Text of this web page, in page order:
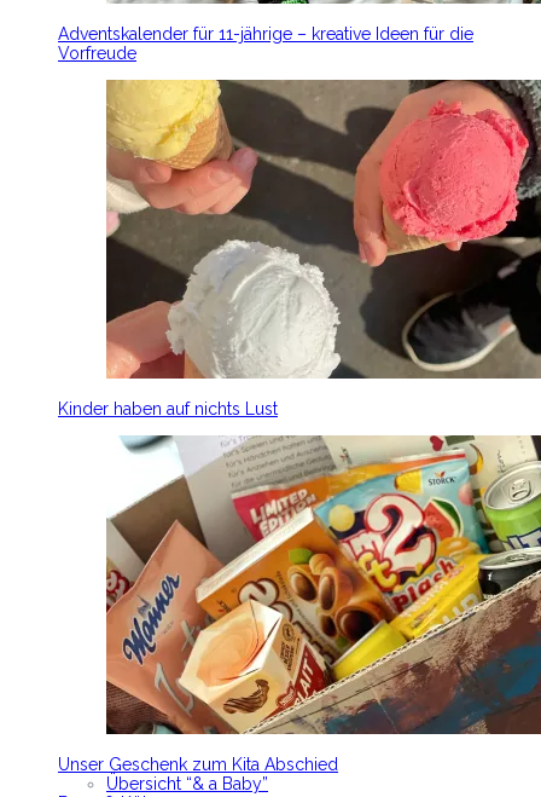
Adventskalender für 11-jährige – kreative Ideen für die
Vorfreude
Kinder haben auf nichts Lust
Unser Geschenk zum Kita Abschied
Übersicht “& a Baby”